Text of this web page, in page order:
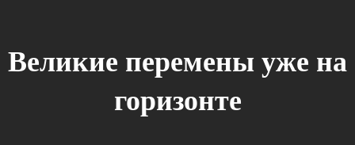
Великие перемены уже на
горизонте